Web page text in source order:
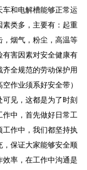
和电解槽能够正常运
类多，主要有：起重
烟气，粉尘，高温等
害因素对安全健康有
全规范的劳动保护用
作业须系好安全带）
见，这都是为了时刻
中，首先做好日常工
作中，我们都坚持执
保证大家能够安全顺
率，在工作中沟通是